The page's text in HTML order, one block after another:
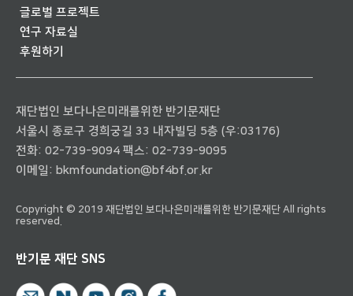
글로벌 프로젝트
연구 자료실
후원하기
재단법인 보다나은미래를위한 반기문재단
서울시 종로구 경희궁길 33 내자빌딩 5층 (우:03176)
전화: 02-739-9094 팩스: 02-739-9095
이메일: bkmfoundation@bf4bf.or.kr
Copyright © 2019 재단법인 보다나은미래를위한 반기문재단 All rights
reserved.
반기문 재단 SNS